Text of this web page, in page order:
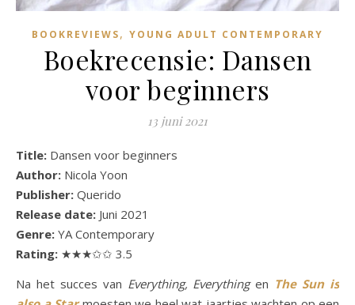
BOOKREVIEWS, YOUNG ADULT CONTEMPORARY
Boekrecensie: Dansen
voor beginners
13 juni 2021
Title: Dansen voor beginners
Author: Nicola Yoon
Publisher: Querido
Release date: Juni 2021
Genre: YA Contemporary
Rating: ★★★✩✩ 3.5
Na het succes van Everything, Everythingen The Sun is